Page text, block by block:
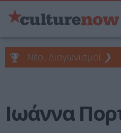
Νέοι Διαγωνισμοί ❯
Ιωάννα